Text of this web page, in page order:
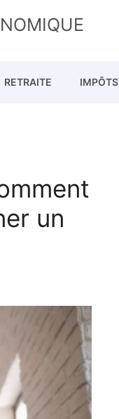
RETRAITE IMPÔTS
un